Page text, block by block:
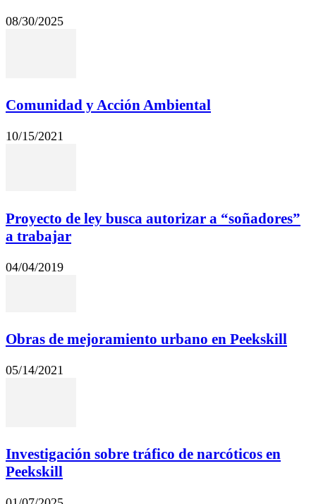
08/30/2025
Comunidad y Acción Ambiental
10/15/2021
Proyecto de ley busca autorizar a “soñadores”
a trabajar
04/04/2019
Obras de mejoramiento urbano en Peekskill
05/14/2021
Investigación sobre tráfico de narcóticos en
Peekskill